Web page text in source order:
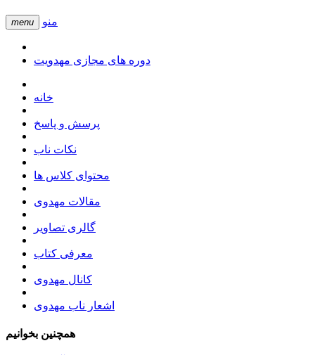
menu منو
دوره های مجازی مهدویت
خانه
پرسش و پاسخ
نکات ناب
محتوای کلاس ها
مقالات مهدوی
گالری تصاویر
معرفی کتاب
کانال مهدوی
اشعار ناب مهدوی
همچنین بخوانیم